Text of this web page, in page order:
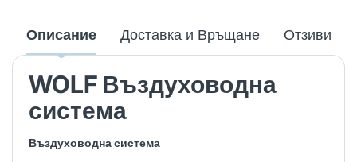
Описание Доставка и Връщане Отзиви
WOLF Въздуховодна
система
Въздуховодна система